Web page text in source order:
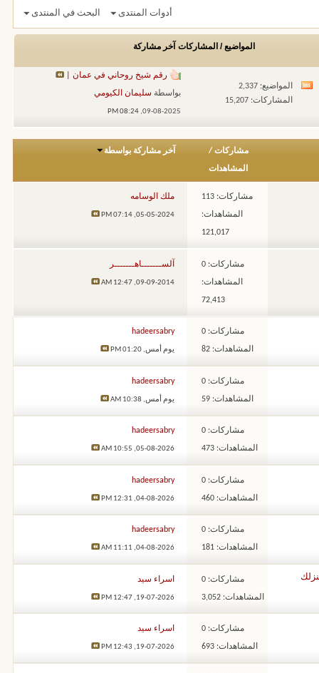
أدوات المنتدى البحث في المنتدى
المواضيع / المشاركات آخر مشاركة
مشاهدة
هذا
المواضيع: 2,337
المشاركات: 15,207
رقم شيخ روحاني في عمان |
بواسطة سليمان الكيومي
09-08-2025,
08:24 PM
مشاركات /
المشاهدات
آخر مشاركة بواسطة
مشاركات: 113
المشاهدات:
121,017
ملك الوسامه
05-05-2024,
07:14 PM
مشاركات: 0
المشاهدات:
72,413
آلســـــــاهـــــــر
09-09-2014,
12:47 AM
مشاركات: 0
المشاهدات: 82
hadeersabry
يوم أمس,01:20 PM
مشاركات: 0
المشاهدات: 59
hadeersabry
يوم أمس, 10:38 AM
مشاركات: 0
المشاهدات: 473
hadeersabry
05-08-2026,
10:55 AM
مشاركات: 0
المشاهدات: 460
hadeersabry
04-08-2026,
12:31 PM
مشاركات: 0
المشاهدات: 181
hadeersabry
04-08-2026,
11:11 AM
مشاركات: 0
المشاهدات: 3,052
اسراء سيد
19-07-2026,
12:47 PM
مشاركات: 0
المشاهدات: 693
اسراء سيد
19-07-2026,
12:43 PM